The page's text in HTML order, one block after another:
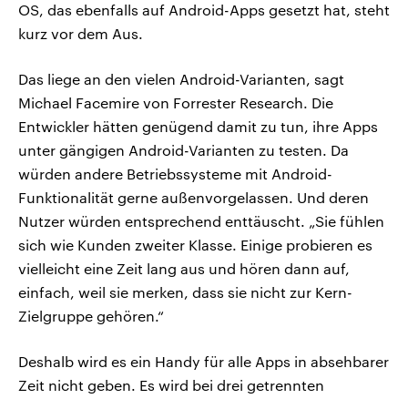
OS, das ebenfalls auf Android-Apps gesetzt hat, steht
kurz vor dem Aus.
Das liege an den vielen Android-Varianten, sagt
Michael Facemire von Forrester Research. Die
Entwickler hätten genügend damit zu tun, ihre Apps
unter gängigen Android-Varianten zu testen. Da
würden andere Betriebssysteme mit Android-
Funktionalität gerne außenvorgelassen. Und deren
Nutzer würden entsprechend enttäuscht. „Sie fühlen
sich wie Kunden zweiter Klasse. Einige probieren es
vielleicht eine Zeit lang aus und hören dann auf,
einfach, weil sie merken, dass sie nicht zur Kern-
Zielgruppe gehören.“
Deshalb wird es ein Handy für alle Apps in absehbarer
Zeit nicht geben. Es wird bei drei getrennten